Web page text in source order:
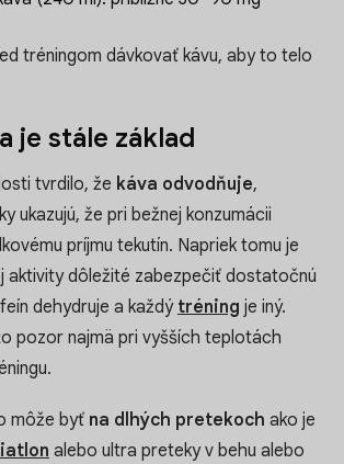
tréningom dávkovať kávu, aby to telo
je stále základ
tvrdilo, že káva odvodňuje,
ukazujú, že pri bežnej konzumácii
príjmu tekutín. Napriek tomu je
aktivity dôležité zabezpečiť dostatočnú
dehydruje a každý tréning je iný.
pozor najmä pri vyšších teplotách
môže byť na dlhých pretekoch ako je
alebo ultra preteky v behu alebo